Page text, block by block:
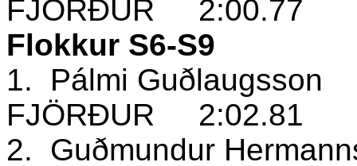
FJÖRÐUR
2:00.77
Flokkur S6-S9
1.
Pálmi Guðlaugsson
FJÖRÐUR
2:02.81
2.
Guðmundur